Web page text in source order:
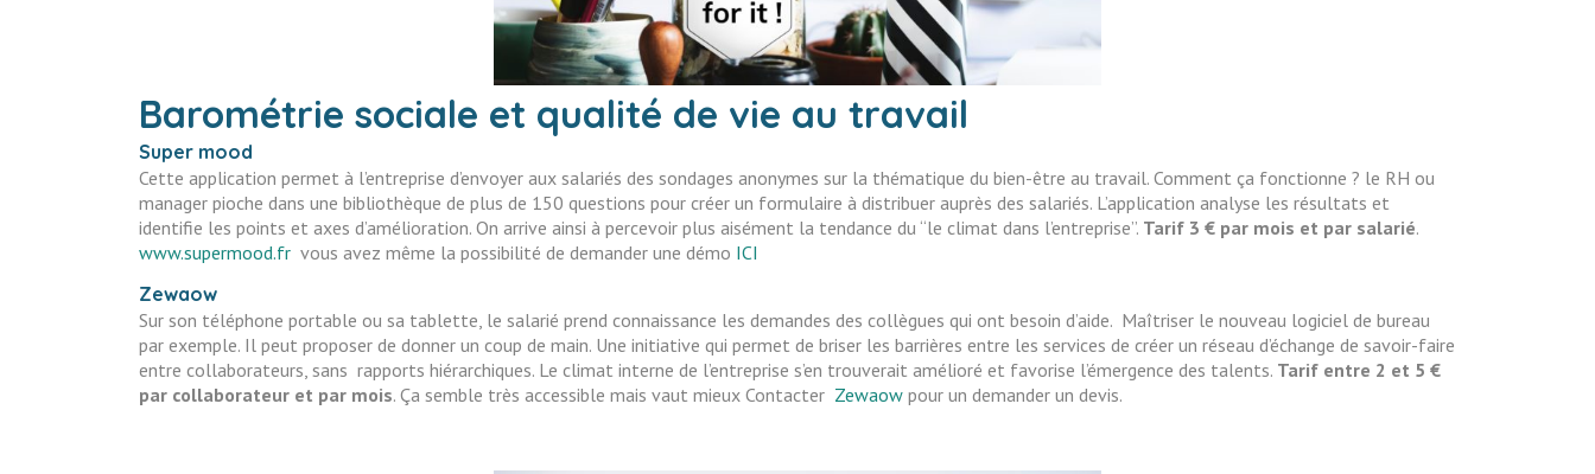
Barométrie sociale et qualité de vie au travail
Super mood
Cette application permet à l’entreprise d’envoyer aux salariés des sondages anonymes sur la thématique du bien-être au travail. Comment ça fonctionne ? le RH ou
manager pioche dans une bibliothèque de plus de 150 questions pour créer un formulaire à distribuer auprès des salariés. L’application analyse les résultats et
identifie les points et axes d’amélioration. On arrive ainsi à percevoir plus aisément la tendance du “le climat dans l’entreprise”. Tarif 3 € par mois et par salarié.
www.supermood.fr vous avez même la possibilité de demander une démo ICI
Zewaow
Sur son téléphone portable ou sa tablette, le salarié prend connaissance les demandes des collègues qui ont besoin d’aide. Maîtriser le nouveau logiciel de bureau
par exemple. Il peut proposer de donner un coup de main. Une initiative qui permet de briser les barrières entre les services de créer un réseau d’échange de savoir-faire
entre collaborateurs, sans rapports hiérarchiques. Le climat interne de l’entreprise s’en trouverait amélioré et favorise l’émergence des talents. Tarif entre 2 et 5 €
par collaborateur et par mois. Ça semble très accessible mais vaut mieux Contacter Zewaow pour un demander un devis.